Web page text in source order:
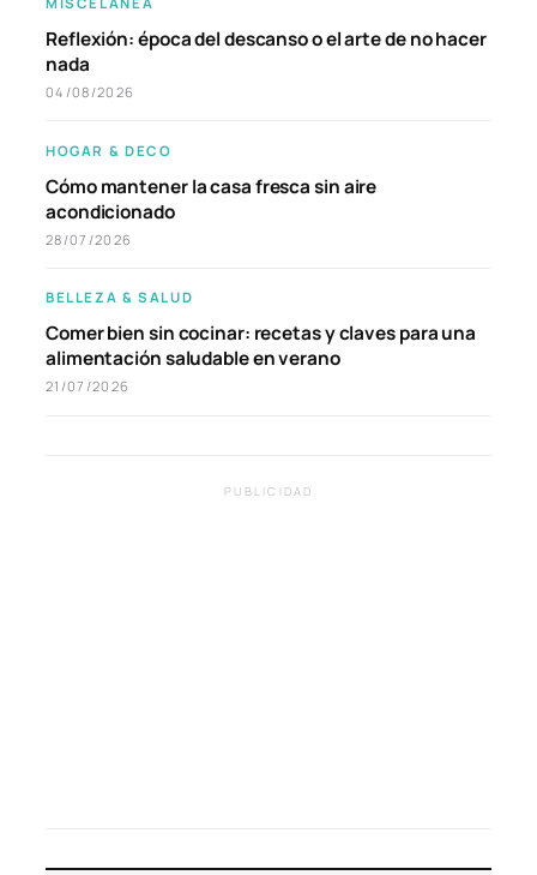
Reflexión: época del descanso o el arte de no hacer
nada
04/08/2026
HOGAR & DECO
Cómo mantener la casa fresca sin aire
acondicionado
28/07/2026
BELLEZA & SALUD
Comer bien sin cocinar: recetas y claves para una
alimentación saludable en verano
21/07/2026
PUBLICIDAD